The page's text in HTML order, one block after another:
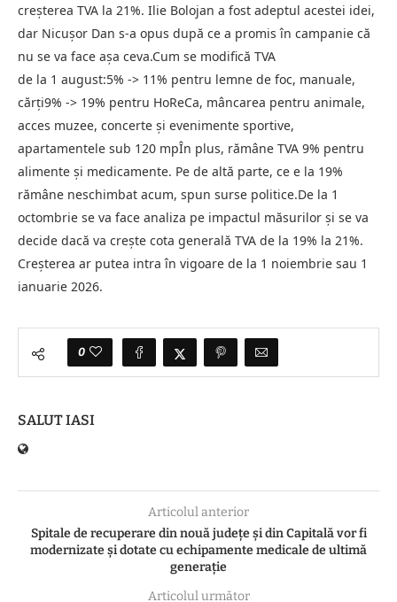
creșterea TVA la 21%. Ilie Bolojan a fost adeptul acestei idei,
dar Nicușor Dan s-a opus după ce a promis în campanie că
nu se va face așa ceva.Cum se modifică TVA
de la 1 august:5% -> 11% pentru lemne de foc, manuale,
cărți9% -> 19% pentru HoReCa, mâncarea pentru animale,
acces muzee, concerte și evenimente sportive,
apartamentele sub 120 mpÎn plus, rămâne TVA 9% pentru
alimente și medicamente. Pe de altă parte, ce e la 19%
rămâne neschimbat acum, spun surse politice.De la 1
octombrie se va face analiza pe impactul măsurilor și se va
decide dacă va crește cota generală TVA de la 19% la 21%.
Creșterea ar putea intra în vigoare de la 1 noiembrie sau 1
ianuarie 2026.
0
SALUT IASI
Articolul anterior
Spitale de recuperare din nouă judeţe şi din Capitală vor fi
modernizate şi dotate cu echipamente medicale de ultimă
generaţie
Articolul următor